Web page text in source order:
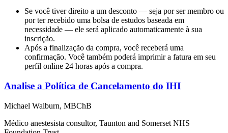
Se você tiver direito a um desconto — seja por ser membro ou
por ter recebido uma bolsa de estudos baseada em
necessidade — ele será aplicado automaticamente à sua
inscrição.
Após a finalização da compra, você receberá uma
confirmação. Você também poderá imprimir a fatura em seu
perfil online 24 horas após a compra.
Analise a Política de Cancelamento do IHI
Michael Walburn, MBChB
Médico anestesista consultor, Taunton and Somerset NHS